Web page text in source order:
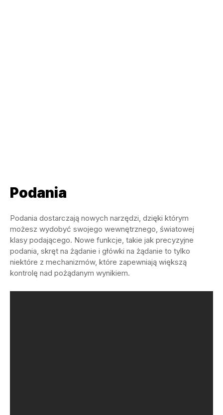
Podania
Podania dostarczają nowych narzędzi, dzięki którym
możesz wydobyć swojego wewnętrznego, światowej
klasy podającego. Nowe funkcje, takie jak precyzyjne
podania, skręt na żądanie i główki na żądanie to tylko
niektóre z mechanizmów, które zapewniają większą
kontrolę nad pożądanym wynikiem.